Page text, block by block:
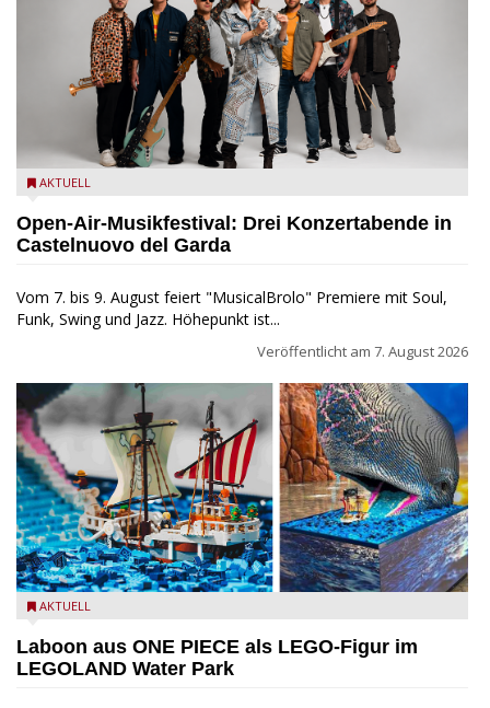
Castelnuovo del Garda: Die "Dirotta su Cuba" zu Gast beim
AKTUELL
Open-Air-Musikfestival: Drei Konzertabende in
Castelnuovo del Garda
Vom 7. bis 9. August feiert "MusicalBrolo" Premiere mit Soul,
Funk, Swing und Jazz. Höhepunkt ist...
Veröffentlicht am 7. August 2026
Laboon aus ONE PIECE als LEGO-Figur im LEGOLAND Water
AKTUELL
Laboon aus ONE PIECE als LEGO-Figur im
LEGOLAND Water Park